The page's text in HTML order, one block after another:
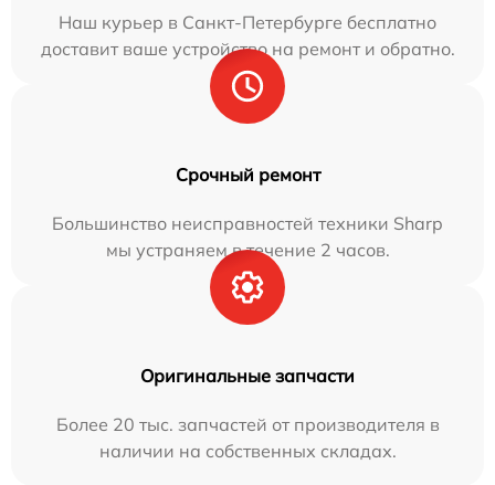
Наш курьер в Санкт-Петербурге бесплатно
доставит ваше устройство на ремонт и обратно.
Срочный ремонт
Большинство неисправностей техники Sharp
мы устраняем в течение 2 часов.
Оригинальные запчасти
Более 20 тыс. запчастей от производителя в
наличии на собственных складах.